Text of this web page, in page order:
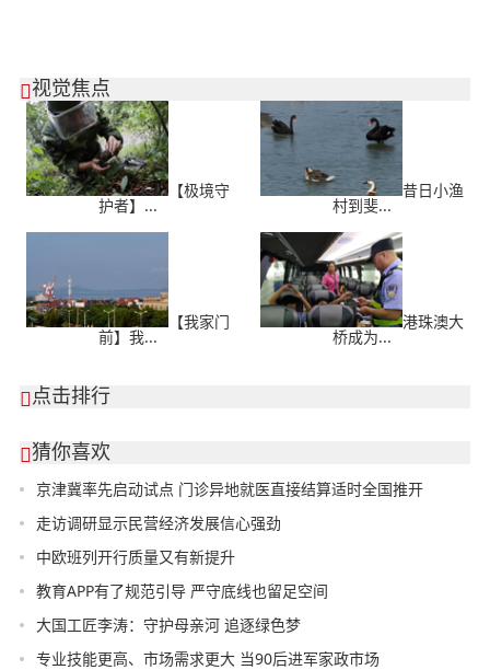
视觉焦点
【极境守
护者】...
昔日小渔
村到斐...
【我家门
前】我...
港珠澳大
桥成为...
点击排行
猜你喜欢
京津冀率先启动试点 门诊异地就医直接结算适时全国推开
走访调研显示民营经济发展信心强劲
中欧班列开行质量又有新提升
教育APP有了规范引导 严守底线也留足空间
大国工匠李涛：守护母亲河 追逐绿色梦
专业技能更高、市场需求更大 当90后进军家政市场